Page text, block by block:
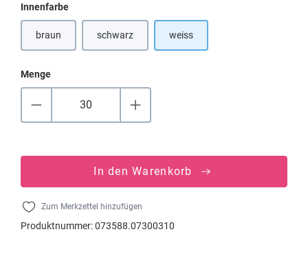
Innenfarbeauswählen
braun(Diese Option ist zurzeit nicht verfügbar.)
schwarz(Diese Option ist zurzeit nicht verfügbar.)
weiss
Menge
In den Warenkorb
Zum Merkzettel hinzufügen
Produktnummer:073588.07300310